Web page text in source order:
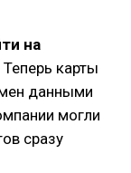
на
Теперь карты
данными
могли
сразу